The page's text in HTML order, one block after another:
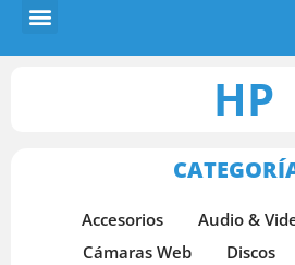
HP
Accesorios
Audio &
Cámaras Web
Discos